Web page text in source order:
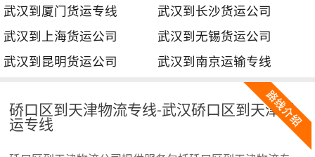
武汉到厦门货运专线
武汉到长沙货运公司
武汉到上海货运公司
武汉到无锡货运公司
武汉到昆明货运公司
武汉到南京运输专线
硚口区到天津物流专线-武汉硚口区到天津货
运专线